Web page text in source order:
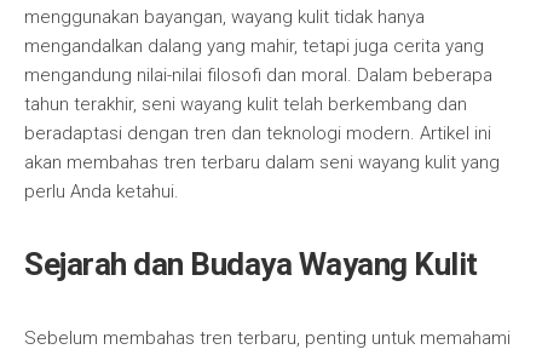
menggunakan bayangan, wayang kulit tidak hanya
mengandalkan dalang yang mahir, tetapi juga cerita yang
mengandung nilai-nilai filosofi dan moral. Dalam beberapa
tahun terakhir, seni wayang kulit telah berkembang dan
beradaptasi dengan tren dan teknologi modern. Artikel ini
akan membahas tren terbaru dalam seni wayang kulit yang
perlu Anda ketahui.
Sejarah dan Budaya Wayang Kulit
Sebelum membahas tren terbaru, penting untuk memahami